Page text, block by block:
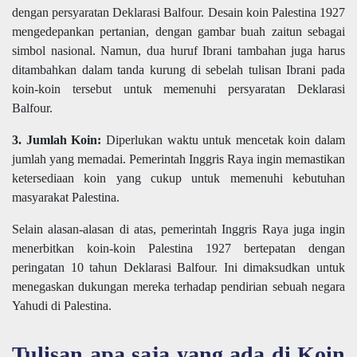
dengan persyaratan Deklarasi Balfour. Desain koin Palestina 1927
mengedepankan pertanian, dengan gambar buah zaitun sebagai
simbol nasional. Namun, dua huruf Ibrani tambahan juga harus
ditambahkan dalam tanda kurung di sebelah tulisan Ibrani pada
koin-koin tersebut untuk memenuhi persyaratan Deklarasi
Balfour.
3. Jumlah Koin: Diperlukan waktu untuk mencetak koin dalam
jumlah yang memadai. Pemerintah Inggris Raya ingin memastikan
ketersediaan koin yang cukup untuk memenuhi kebutuhan
masyarakat Palestina.
Selain alasan-alasan di atas, pemerintah Inggris Raya juga ingin
menerbitkan koin-koin Palestina 1927 bertepatan dengan
peringatan 10 tahun Deklarasi Balfour. Ini dimaksudkan untuk
menegaskan dukungan mereka terhadap pendirian sebuah negara
Yahudi di Palestina.